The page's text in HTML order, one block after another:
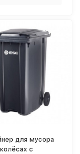
для мусора
с